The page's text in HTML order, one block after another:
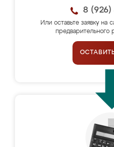
8 (926)
Или оставьте заявку на
предварительного